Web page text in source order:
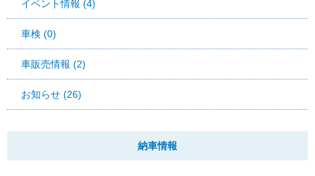
イベント情報 (4)
車検 (0)
車販売情報 (2)
お知らせ (26)
納車情報